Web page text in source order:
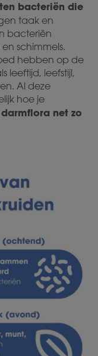
bacteriën die
taak en
bacteriën
schimmels.
hebben op de
leeftijd, leefstijl,
Al deze
hoe je
net zo